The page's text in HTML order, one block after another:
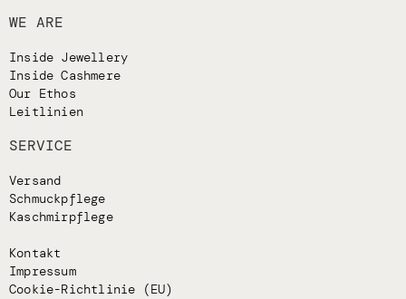
WE ARE
Inside Jewellery
Inside Cashmere
Our Ethos
Leitlinien
SERVICE
Versand
Schmuckpflege
Kaschmirpflege
Kontakt
Impressum
Cookie-Richtlinie (EU)